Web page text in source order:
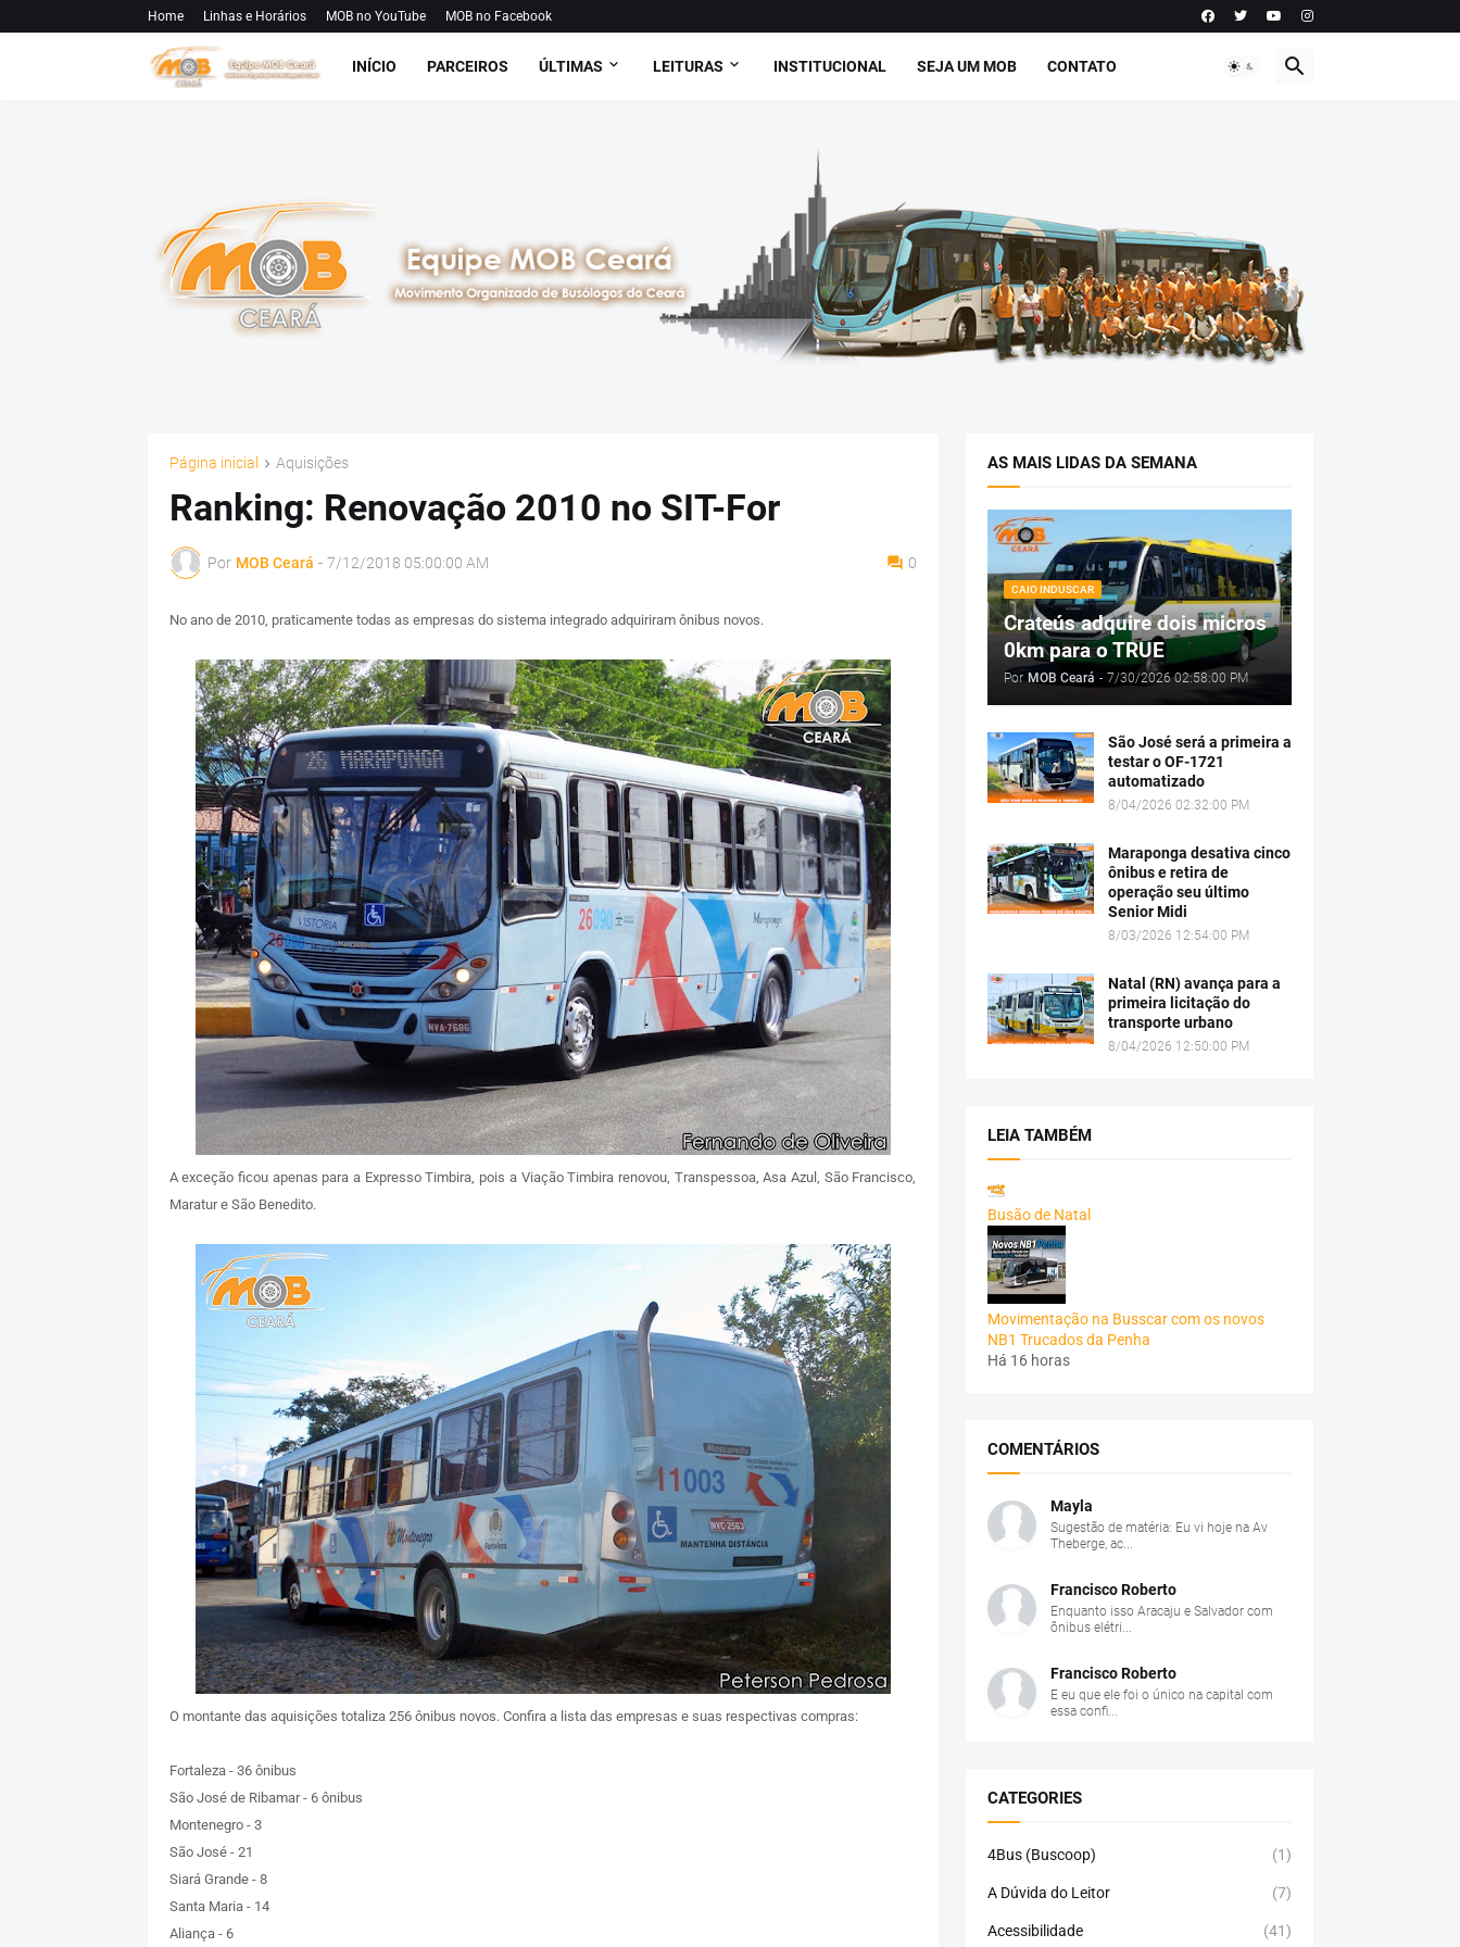
Home Linhas e Horários MOB no YouTube MOB no Facebook
INÍCIO PARCEIROS ÚLTIMAS LEITURAS INSTITUCIONAL SEJA UM MOB CONTATO
Página inicial Aquisições
Ranking: Renovação 2010 no SIT-For
Por MOB Ceará - 7/12/2018 05:00:00 AM 0
No ano de 2010, praticamente todas as empresas do sistema integrado adquiriram ônibus novos.
A exceção ficou apenas para a Expresso Timbira, pois a Viação Timbira renovou, Transpessoa, Asa Azul, São Francisco,
Maratur e São Benedito.
O montante das aquisições totaliza 256 ônibus novos. Confira a lista das empresas e suas respectivas compras:
Fortaleza - 36 ônibus
São José de Ribamar - 6 ônibus
Montenegro - 3
São José - 21
Siará Grande - 8
Santa Maria - 14
Aliança - 6
AS MAIS LIDAS DA SEMANA
CAIO INDUSCAR
Crateús adquire dois micros
0km para o TRUE
Por MOB Ceará - 7/30/2026 02:58:00 PM
São José será a primeira a
testar o OF-1721
automatizado
8/04/2026 02:32:00 PM
Maraponga desativa cinco
ônibus e retira de
operação seu último
Senior Midi
8/03/2026 12:54:00 PM
Natal (RN) avança para a
primeira licitação do
transporte urbano
8/04/2026 12:50:00 PM
LEIA TAMBÉM
Busão de Natal
Movimentação na Busscar com os novos
NB1 Trucados da Penha
Há 16 horas
COMENTÁRIOS
Mayla
Sugestão de matéria: Eu vi hoje na Av
Theberge, ac...
Francisco Roberto
Enquanto isso Aracaju e Salvador com
ônibus elétri...
Francisco Roberto
E eu que ele foi o único na capital com
essa confi...
CATEGORIES
4Bus (Buscoop) (1)
A Dúvida do Leitor (7)
Acessibilidade (41)